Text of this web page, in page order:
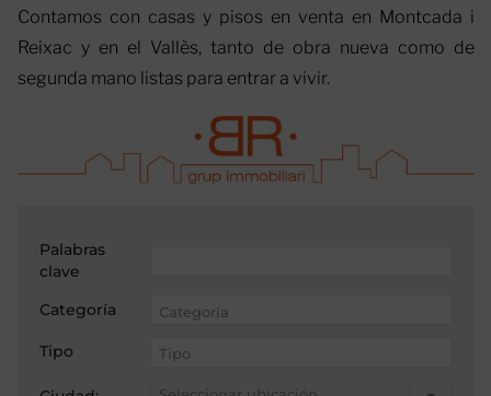
Contamos con casas y pisos en venta en Montcada i
Reixac y en el Vallès, tanto de obra nueva como de
segunda mano listas para entrar a vivir.
Palabras
clave
Categoría
Tipo